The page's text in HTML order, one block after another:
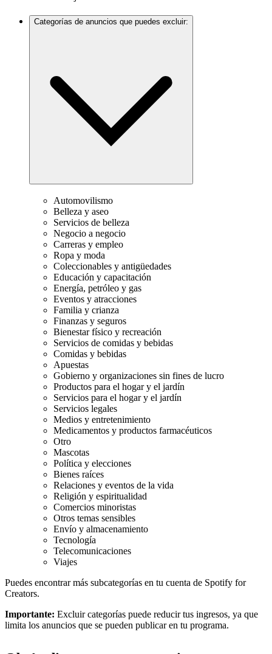
Categorías de anuncios que puedes excluir:
Automovilismo
Belleza y aseo
Servicios de belleza
Negocio a negocio
Carreras y empleo
Ropa y moda
Coleccionables y antigüedades
Educación y capacitación
Energía, petróleo y gas
Eventos y atracciones
Familia y crianza
Finanzas y seguros
Bienestar físico y recreación
Servicios de comidas y bebidas
Comidas y bebidas
Apuestas
Gobierno y organizaciones sin fines de lucro
Productos para el hogar y el jardín
Servicios para el hogar y el jardín
Servicios legales
Medios y entretenimiento
Medicamentos y productos farmacéuticos
Otro
Mascotas
Política y elecciones
Bienes raíces
Relaciones y eventos de la vida
Religión y espiritualidad
Comercios minoristas
Otros temas sensibles
Envío y almacenamiento
Tecnología
Telecomunicaciones
Viajes
Puedes encontrar más subcategorías en tu cuenta de Spotify for
Creators.
Importante: Excluir categorías puede reducir tus ingresos, ya que
limita los anuncios que se pueden publicar en tu programa.